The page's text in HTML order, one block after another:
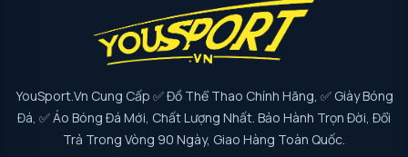
YouSport.vn Cung Cấp ✅ Đồ Thể Thao Chính Hãng, ✅ Giày Bóng
Đá, ✅ Áo Bóng Đá Mới, Chất Lượng Nhất. Bảo Hành Trọn Đời, Đổi
Trả Trong Vòng 90 Ngày, Giao Hàng Toàn Quốc.